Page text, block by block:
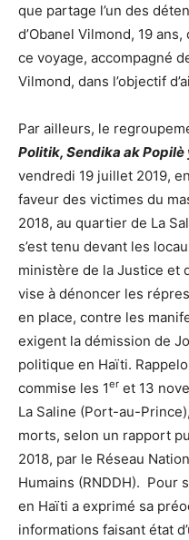
que partage l’un des
d’Obanel Vilmond, 19
ce voyage, accompagné
Vilmond, dans l’objectif
Par ailleurs, le
Politik, Sendika ak Popilè
vendredi 19 juillet 2019,
faveur des victimes du
2018, au quartier de La
s’est tenu devant les
ministère de la Justice et
vise à dénoncer les
en place, contre les
exigent la démission de
politique en Haïti.
commise les 1er et 13
La Saline (Port-au-
morts, selon un rapport
2018, par le Réseau
Humains (RNDDH). Pour
en Haïti a exprimé sa
informations faisant état